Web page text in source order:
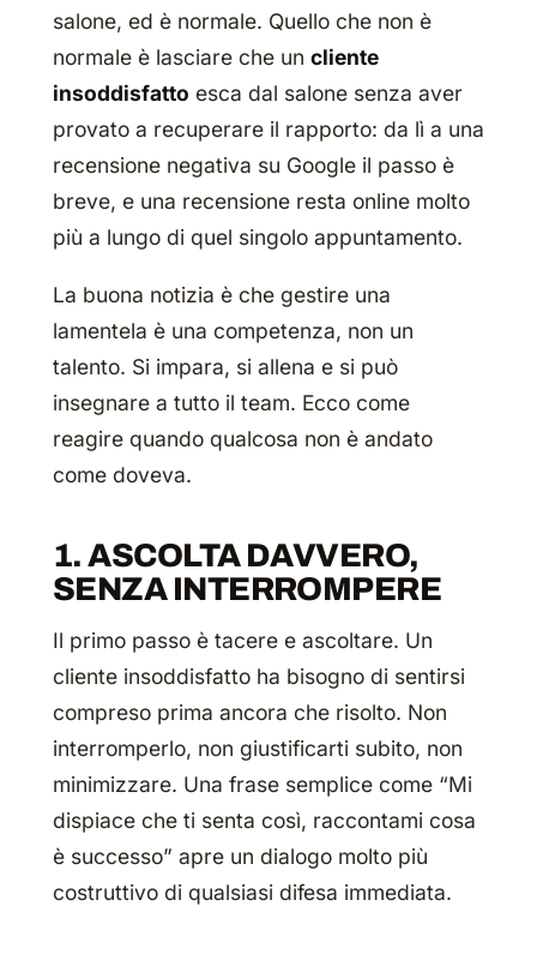
salone, ed è normale. Quello che non è
normale è lasciare che un cliente
insoddisfatto esca dal salone senza aver
provato a recuperare il rapporto: da lì a una
recensione negativa su Google il passo è
breve, e una recensione resta online molto
più a lungo di quel singolo appuntamento.
La buona notizia è che gestire una
lamentela è una competenza, non un
talento. Si impara, si allena e si può
insegnare a tutto il team. Ecco come
reagire quando qualcosa non è andato
come doveva.
1. ASCOLTA DAVVERO,
SENZA INTERROMPERE
Il primo passo è tacere e ascoltare. Un
cliente insoddisfatto ha bisogno di sentirsi
compreso prima ancora che risolto. Non
interromperlo, non giustificarti subito, non
minimizzare. Una frase semplice come “Mi
dispiace che ti senta così, raccontami cosa
è successo” apre un dialogo molto più
costruttivo di qualsiasi difesa immediata.